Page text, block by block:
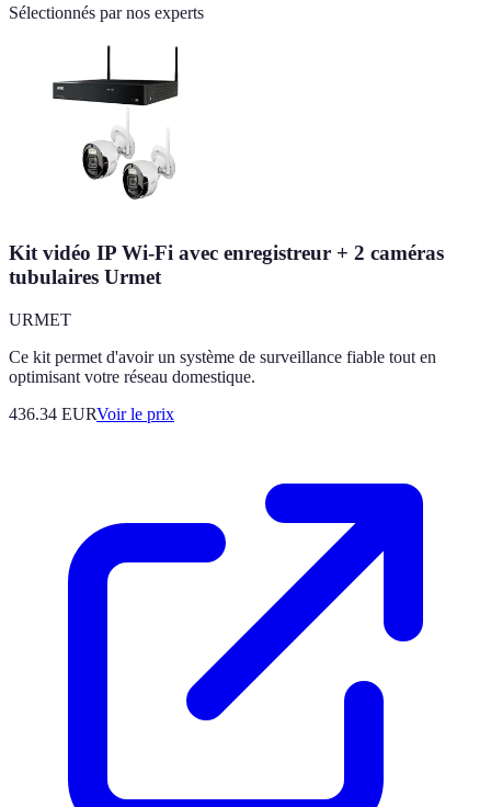
Sélectionnés par nos experts
Kit vidéo IP Wi-Fi avec enregistreur + 2 caméras
tubulaires Urmet
URMET
Ce kit permet d'avoir un système de surveillance fiable tout en
optimisant votre réseau domestique.
436.34 EURVoir le prix